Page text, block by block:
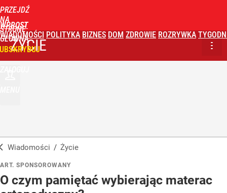
PRZEJDŹ
NA
STRONĘ
GŁÓWNĄ
WPROST
WIADOMOŚCI POLITYKA BIZNES DOM ZDROWIE ROZRYWKA
ŻYCIE
Wiadomości / Życie
ART. SPONSOROWANY
O czym pamiętać wybierając materac